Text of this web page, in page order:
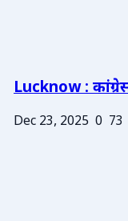
Lucknow :
Dec 23, 2025 0 73